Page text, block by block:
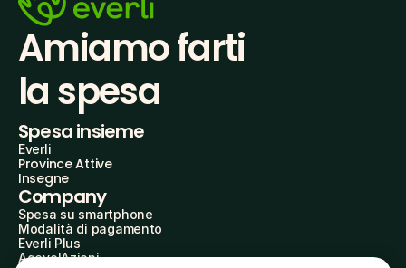
Amiamo farti
la spesa
Spesa insieme
Everli
Province Attive
Insegne
Company
Spesa su smartphone
Modalità di pagamento
Everli Plus
AgevolAzioni